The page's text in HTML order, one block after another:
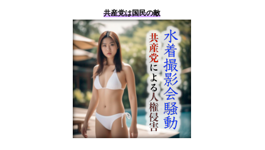
共産党は国民の敵